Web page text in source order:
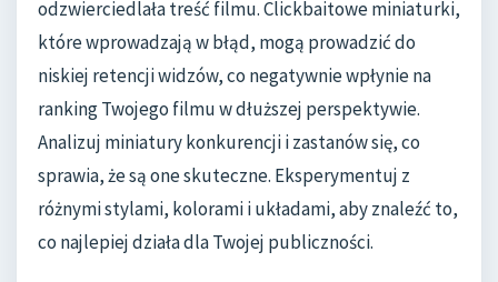
odzwierciedlała treść filmu. Clickbaitowe miniaturki,
które wprowadzają w błąd, mogą prowadzić do
niskiej retencji widzów, co negatywnie wpłynie na
ranking Twojego filmu w dłuższej perspektywie.
Analizuj miniatury konkurencji i zastanów się, co
sprawia, że są one skuteczne. Eksperymentuj z
różnymi stylami, kolorami i układami, aby znaleźć to,
co najlepiej działa dla Twojej publiczności.